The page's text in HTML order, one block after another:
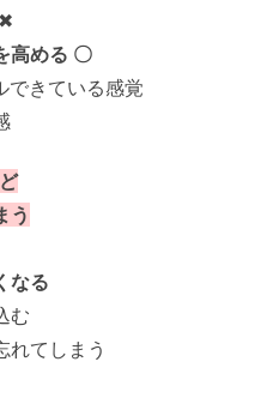
高める 〇
きている感覚
う
なる
む
てしまう